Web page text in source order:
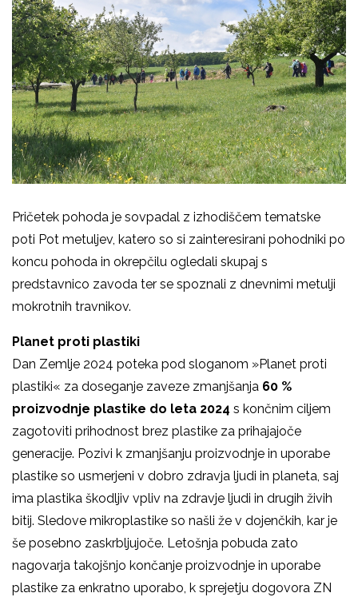
Pričetek pohoda je sovpadal z izhodiščem tematske
poti Pot metuljev, katero so si zainteresirani pohodniki po
koncu pohoda in okrepčilu ogledali skupaj s
predstavnico zavoda ter se spoznali z dnevnimi metulji
mokrotnih travnikov.
Planet proti plastiki
Dan Zemlje 2024 poteka pod sloganom »Planet proti
plastiki« za doseganje zaveze zmanjšanja 60 %
proizvodnje plastike do leta 2024 s končnim ciljem
zagotoviti prihodnost brez plastike za prihajajoče
generacije. Pozivi k zmanjšanju proizvodnje in uporabe
plastike so usmerjeni v dobro zdravja ljudi in planeta, saj
ima plastika škodljiv vpliv na zdravje ljudi in drugih živih
bitij. Sledove mikroplastike so našli že v dojenčkih, kar je
še posebno zaskrbljujoče. Letošnja pobuda zato
nagovarja takojšnjo končanje proizvodnje in uporabe
plastike za enkratno uporabo, k sprejetju dogovora ZN